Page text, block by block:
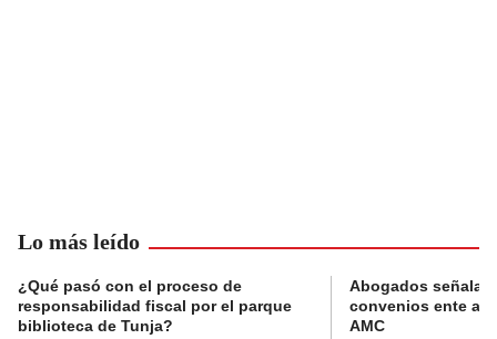
Lo más leído
¿Qué pasó con el proceso de
responsabilidad fiscal por el parque
biblioteca de Tunja?
Abogados
convenios ente
AMC